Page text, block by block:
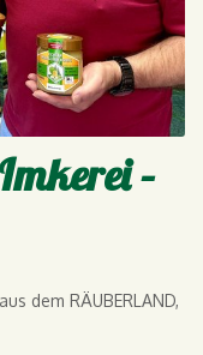
–
dem RÄUBERLAND,